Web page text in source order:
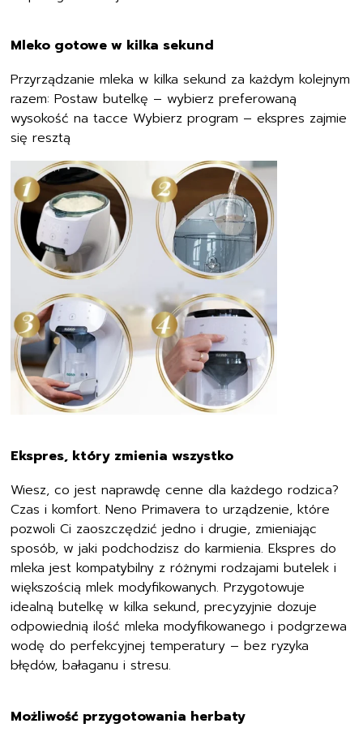
Mleko gotowe w kilka sekund
Przyrządzanie mleka w kilka sekund za każdym kolejnym
razem: Postaw butelkę – wybierz preferowaną
wysokość na tacce Wybierz program – ekspres zajmie
się resztą
Ekspres, który zmienia wszystko
Wiesz, co jest naprawdę cenne dla każdego rodzica?
Czas i komfort. Neno Primavera to urządzenie, które
pozwoli Ci zaoszczędzić jedno i drugie, zmieniając
sposób, w jaki podchodzisz do karmienia. Ekspres do
mleka jest kompatybilny z różnymi rodzajami butelek i
większością mlek modyfikowanych. Przygotowuje
idealną butelkę w kilka sekund, precyzyjnie dozuje
odpowiednią ilość mleka modyfikowanego i podgrzewa
wodę do perfekcyjnej temperatury – bez ryzyka
błędów, bałaganu i stresu.
Możliwość przygotowania herbaty